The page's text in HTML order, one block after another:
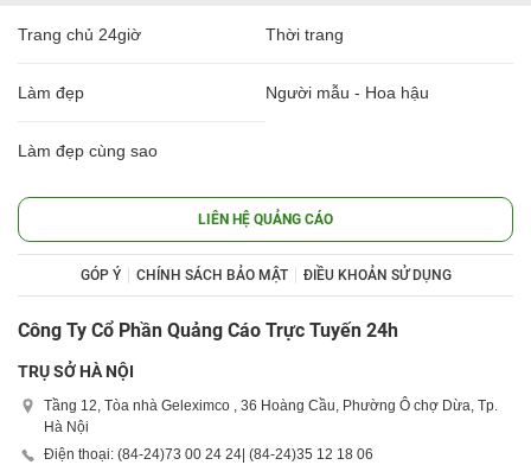
Trang chủ 24giờ Thời trang
Làm đẹp Người mẫu - Hoa hậu
Làm đẹp cùng sao
LIÊN HỆ QUẢNG CÁO
GÓP Ý CHÍNH SÁCH BẢO MẬT ĐIỀU KHOẢN SỬ DỤNG
Công Ty Cổ Phần Quảng Cáo Trực Tuyến 24h
TRỤ SỞ HÀ NỘI
Tầng 12, Tòa nhà Geleximco , 36 Hoàng Cầu, Phường Ô chợ Dừa, Tp.
Hà Nội
Điện thoại: (84-24)73 00 24 24 | (84-24)35 12 18 06